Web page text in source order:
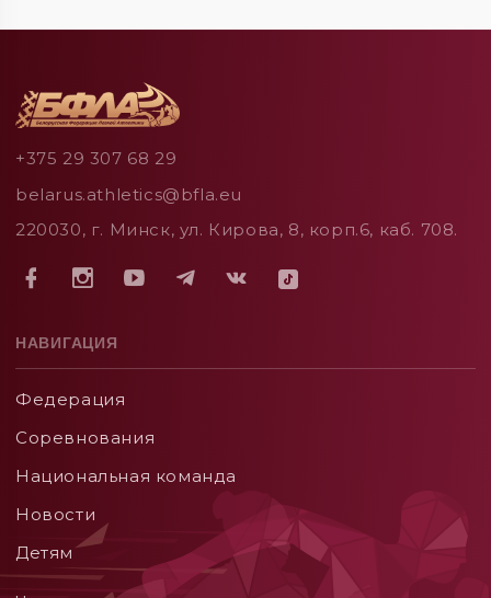
+375 29 307 68 29
belarus.athletics@bfla.eu
220030, г. Минск, ул. Кирова, 8, корп.6, каб. 708.
НАВИГАЦИЯ
Федерация
Соревнования
Национальная команда
Новости
Детям